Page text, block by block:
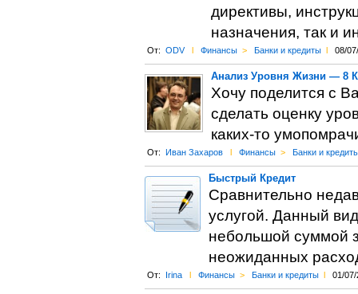
директивы,
назначения, так и
От: ODV l Финансы > Банки и кредиты l 08/
Анализ Уровня Жизни — 8
Хочу поделится с
сделать оценку
каких-то
От: Иван Захаров l Финансы > Банки и
Быстрый Кредит
Сравнительно
услугой. Данный
небольшой суммой
неожиданных
От: Irina l Финансы > Банки и кредиты l 01/07/